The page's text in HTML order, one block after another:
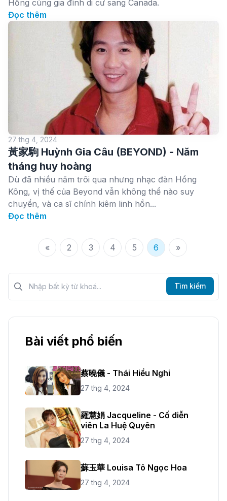
Hồng cùng gia đình di cư sang Canada.
Đọc thêm
27 thg 4, 2024
黃家駒 Huỳnh Gia Câu (BEYOND) - Năm
tháng huy hoàng
Dù đã nhiều năm trôi qua nhưng nhạc đàn Hồng
Kông, vị thế của Beyond vẫn không thể nào suy
chuyển, và ca sĩ chính kiêm linh hồn...
Đọc thêm
« 2 3 4 5 6 »
Tìm kiếm?>
Tìm kiếm
Bài viết phổ biến
蔡曉儀 - Thái Hiểu Nghi
27 thg 4, 2024
羅慧娟 Jacqueline - Cố diễn
viên La Huệ Quyên
27 thg 4, 2024
蘇玉華 Louisa Tô Ngọc Hoa
27 thg 4, 2024